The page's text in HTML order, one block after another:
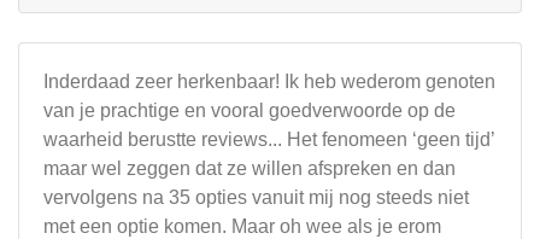
Inderdaad zeer herkenbaar! Ik heb wederom genoten
van je prachtige en vooral goedverwoorde op de
waarheid berustte reviews... Het fenomeen ‘geen tijd’
maar wel zeggen dat ze willen afspreken en dan
vervolgens na 35 opties vanuit mij nog steeds niet
met een optie komen. Maar oh wee als je erom